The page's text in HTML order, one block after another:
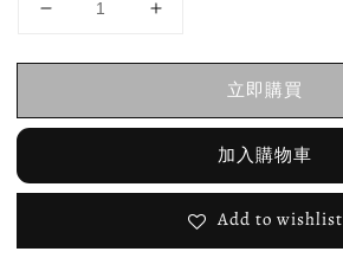
立即購買
加入購物車
Add to wishlist